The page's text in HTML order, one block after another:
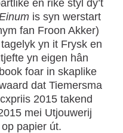
en rike styl dy’t
is syn werstart
fan Froon Akker)
yn it Frysk en
yn eigen hân
foar in skaplike
dat Tiemersma
2015 takend
mei Utjouwerij
op papier út.